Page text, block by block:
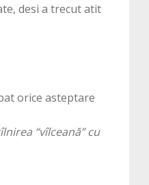
desi a trecut atit
orice asteptare
“vîlceană” cu